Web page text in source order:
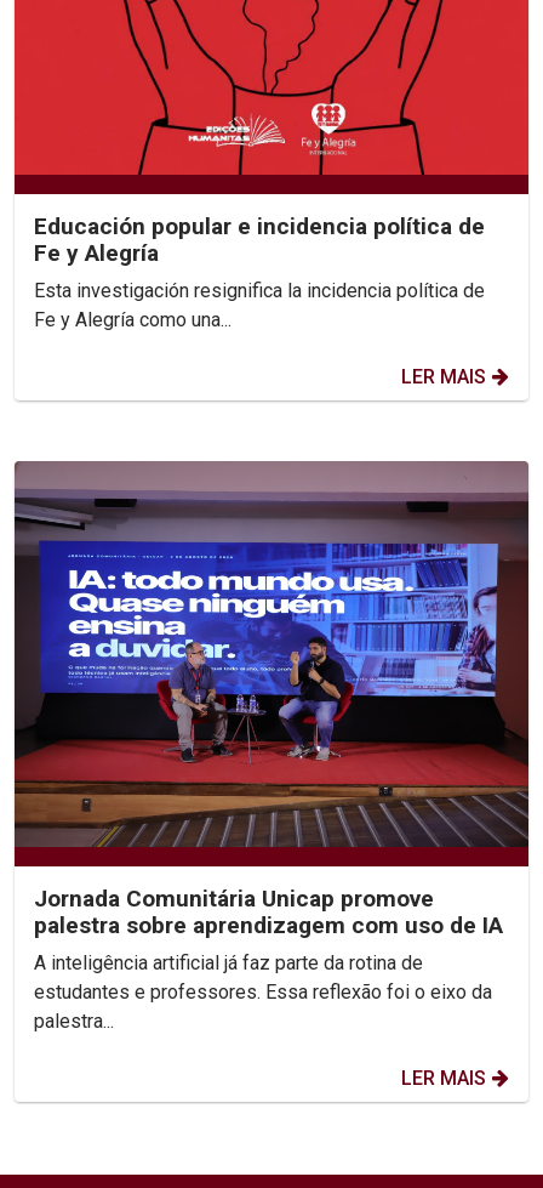
Educación popular e incidencia política de
Fe y Alegría
Esta investigación resignifica la incidencia política de
Fe y Alegría como una...
LER MAIS
Jornada Comunitária Unicap promove
palestra sobre aprendizagem com uso de IA
A inteligência artificial já faz parte da rotina de
estudantes e professores. Essa reflexão foi o eixo da
palestra...
LER MAIS